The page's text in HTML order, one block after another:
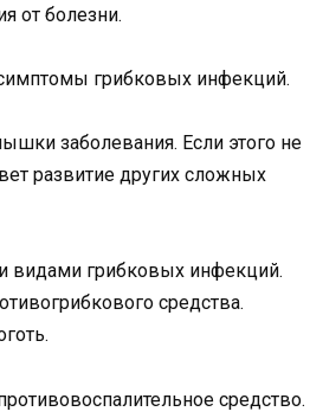
от болезни.
грибковых инфекций.
заболевания. Если этого не
развитие других сложных
видами грибковых инфекций.
средства.
средство.